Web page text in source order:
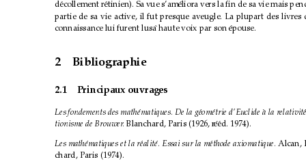
d´
ecollement r´
etinien). Sa vue s’am´
eliora vers la ﬁn de sa vie mais
partie de sa vie active, il fut presque aveugle. La plupart des livres
connaissance lui furent lus `
a haute voix par son ´
epouse.
2 Bibliographie
2.1 Principaux ouvrages
Les fondements des math´
ematiques. De la g´
eom´
etrie d’Euclide `
a la relativit´
tionisme de Brouwer. Blanchard, Paris (1926, r´
e´
ed. 1974).
Les math´
ematiques et la r´
ealit´
e. Essai sur la m´
ethode axiomatique. Alcan,
chard, Paris (1974).